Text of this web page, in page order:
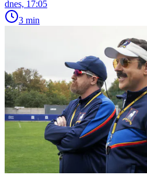
dnes, 17:05
3 min